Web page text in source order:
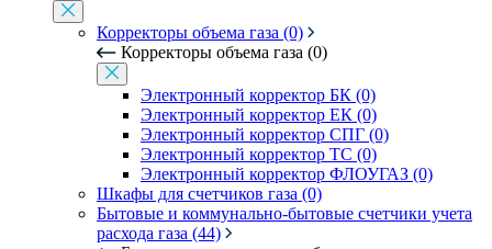
Корректоры объема газа (0)
Корректоры объема газа (0)
Электронный корректор БК (0)
Электронный корректор ЕК (0)
Электронный корректор СПГ (0)
Электронный корректор ТС (0)
Электронный корректор ФЛОУГАЗ (0)
Шкафы для счетчиков газа (0)
Бытовые и коммунально-бытовые счетчики учета
расхода газа (44)